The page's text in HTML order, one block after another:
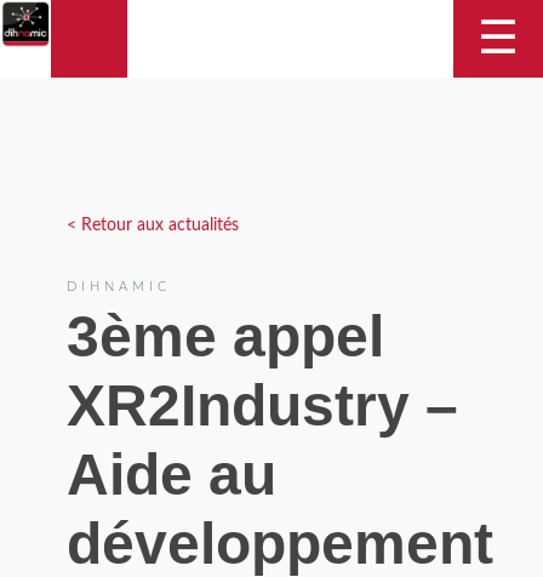
DIHNAMIC
☰
< Retour aux actualités
DIHNAMIC
3ème appel
XR2Industry –
Aide au
développement